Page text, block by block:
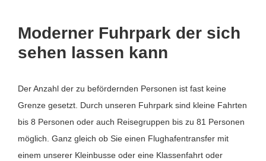
Moderner Fuhrpark der sich
sehen lassen kann
Der Anzahl der zu befördernden Personen ist fast keine
Grenze gesetzt. Durch unseren Fuhrpark sind kleine Fahrten
bis 8 Personen oder auch Reisegruppen bis zu 81 Personen
möglich. Ganz gleich ob Sie einen Flughafentransfer mit
einem unserer Kleinbusse oder eine Klassenfahrt oder